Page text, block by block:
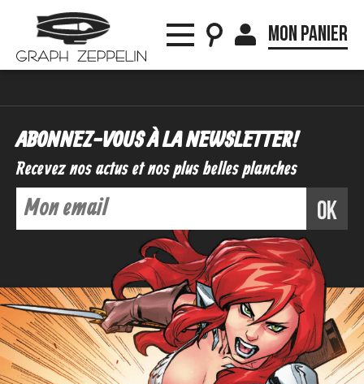
Mon panier
ABONNEZ-VOUS À LA NEWSLETTER !
Recevez nos actus et nos plus belles planches
ok